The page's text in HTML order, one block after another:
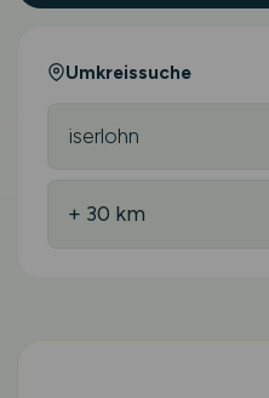
Umkreissuche